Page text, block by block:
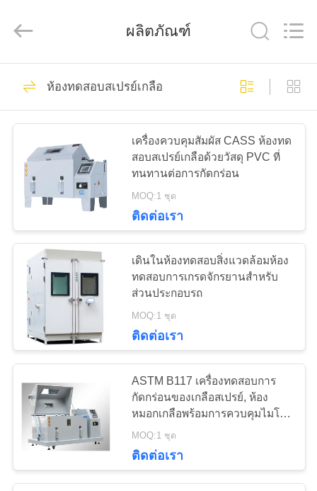
บ้าน
วิดีโอ
เกี่ยว
เรา
ทัวร์
โรงงาน
การ
ควบคุม
Rights
ECER
เครื่องทดสอบความ
แข็งไมโครวิคเกอร์
เครื่องทดสอบความ
แข็งวิคเกอร์
77
เครื่องทดสอบความ
แข็ง Rockwell
134
ผลิตภัณฑ์
ห้องทดสอบสเปรย์เกลือ
เครื่องควบคุมสัมผัส CASS ห้องทด
สอบสเปรย์เกลือด้วยวัสดุ PVC ที่
ทนทานต่อการกัดกร่อน
MOQ:1 ชุด
ติดต่อเรา
เดินในห้องทดสอบสิ่งแวดล้อมห้อง
ทดสอบการเกรดจักรยานสําหรับ
ส่วนประกอบรถ
MOQ:1 ชุด
ติดต่อเรา
ASTM B117 เครื่องทดสอบการ
กัดกร่อนของเกลือสเปรย์, ห้อง
หมอกเกลือพร้อมการควบคุมไมโคร
คอมพิวเตอร์
MOQ:1 ชุด
ติดต่อเรา